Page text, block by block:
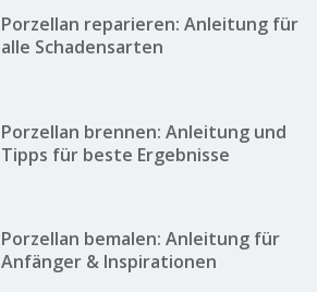
Porzellan reparieren: Anleitung für
alle Schadensarten
Porzellan brennen: Anleitung und
Tipps für beste Ergebnisse
Porzellan bemalen: Anleitung für
Anfänger & Inspirationen